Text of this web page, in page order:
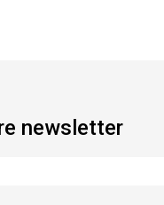
newsletter